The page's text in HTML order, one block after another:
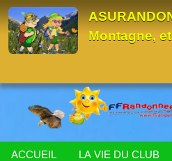
Montagne,
ACCUEIL LA VIE DU CLUB
Panneau de gestion des cookies